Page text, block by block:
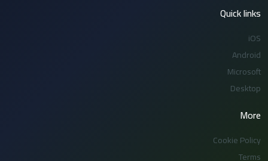
Quick links
iOS
Android
Microsoft
Desktop
More
Cookie Policy
Terms